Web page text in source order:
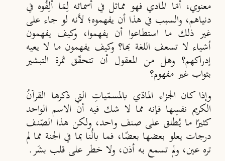
معنوي، أمّا المادي فهو مماثل في أسمائه لِمَا ألِفُوه في
دنياهم، والسبب في هذا أن يفهموه؛ لأنه لو جاء على
غير ذلك ما استطاعوا أن يفهموا، وكيف يفهمون
أشياء لا تسعف اللغة بها؟ وكيف يفهمون ما لا يعيه
إدراكهم؟ وهل من المعقول أن تتحقّق ثمرة التبشير
بثواب غير مفهوم؟
وإذا كان الجزاء المادّي بالمسمّياتِ التي ذكرها القرآن
الكريم نفسِها فإنه مما لا شك فيه أن الاسم الواحد
كثيرًا ما يُطلق على صنف واحد، ولكن هذا الصّنف
درجات يعلو بعضها بعضًا، فما بالُنا بما في الجنة مما لم
تره عين، ولم تسمع به أذن، ولا خطر على قلب بشَر.